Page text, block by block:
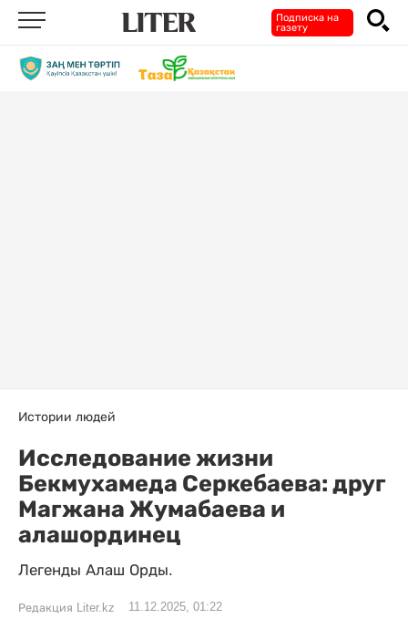
Подписка на
газету
Истории людей
Исследование жизни
Бекмухамеда Серкебаева: друг
Магжана Жумабаева и
алашординец
Легенды Алаш Орды.
Редакция Liter.kz 11.12.2025, 01:22